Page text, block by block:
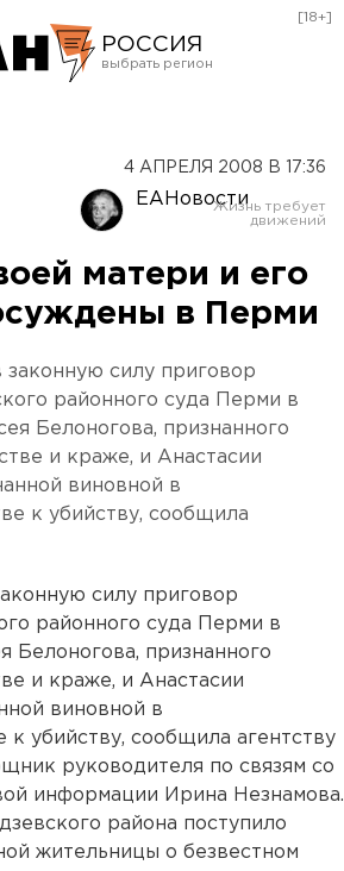
РОССИЯ
Оренбург
[18+]
4 АПРЕЛЯ 2008 В 17:36
ЕАНовости
матери и его
в Перми
законную силу приговор
районного суда Перми в
Белоногова, признанного
и краже, и Анастасии
виновной в
к убийству, сообщила
силу приговор
районного суда Перми в
Белоногова, признанного
и краже, и Анастасии
виновной в
к убийству, сообщила агентству
руководителя по связям со
информации Ирина Незнамова.
района поступило
жительницы о безвестном